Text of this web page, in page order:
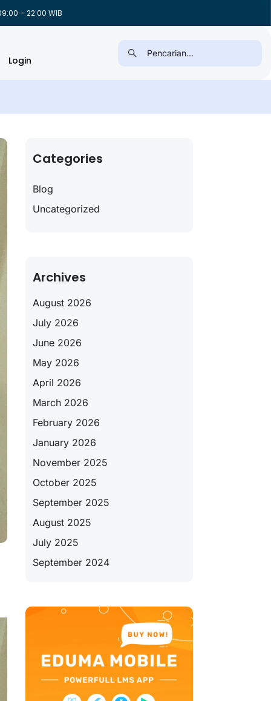
– 22:00 WIB
Login
Categories
Blog
Uncategorized
Archives
August 2026
July 2026
June 2026
May 2026
April 2026
March 2026
February 2026
January 2026
November 2025
October 2025
September 2025
August 2025
July 2025
September 2024